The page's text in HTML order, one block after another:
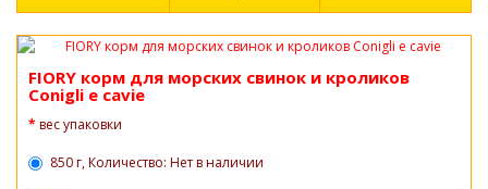
FIORY корм для морских свинок и кроликов
Conigli e cavie
вес упаковки
850 г, Количество: Нет в наличии